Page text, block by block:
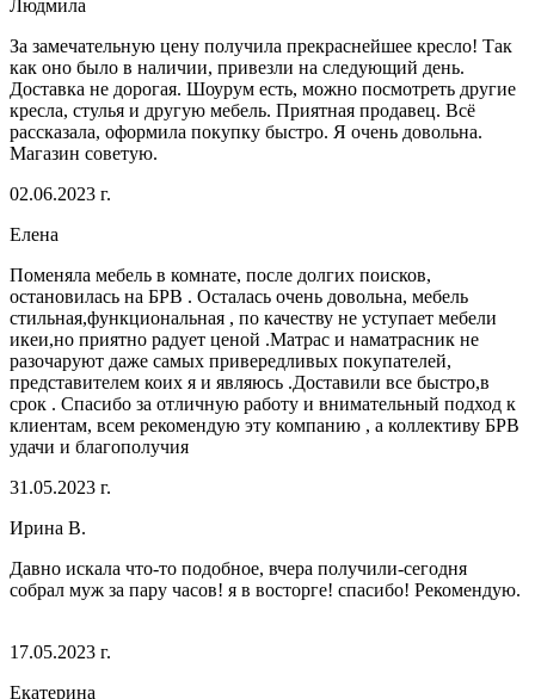
Людмила
За замечательную цену получила прекраснейшее кресло! Так
как оно было в наличии, привезли на следующий день.
Доставка не дорогая. Шоурум есть, можно посмотреть другие
кресла, стулья и другую мебель. Приятная продавец. Всё
рассказала, оформила покупку быстро. Я очень довольна.
Магазин советую.
02.06.2023 г.
Eлена
Поменяла мебель в комнате, после долгих поисков,
остановилась на БРВ . Осталась очень довольна, мебель
стильная,функциональная , по качеству не уступает мебели
икеи,но приятно радует ценой .Матрас и наматрасник не
разочаруют даже самых привередливых покупателей,
представителем коих я и являюсь .Доставили все быстро,в
срок . Спасибо за отличную работу и внимательный подход к
клиентам, всем рекомендую эту компанию , а коллективу БРВ
удачи и благополучия
31.05.2023 г.
Ирина В.
Давно искала что-то подобное, вчера получили-сегодня
собрал муж за пару часов! я в восторге! спасибо! Рекомендую.
17.05.2023 г.
Екатерина